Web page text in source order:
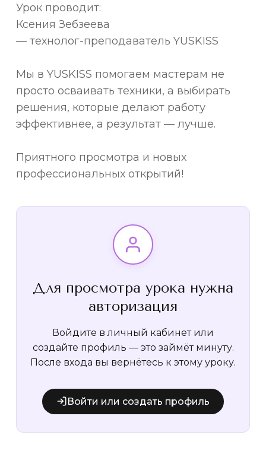
Урок проводит:
Ксения Зебзеева
— технолог-преподаватель YUSKISS
Мы в YUSKISS помогаем мастерам не
просто осваивать техники, а выбирать
решения, которые делают работу
эффективнее, а результат — лучше.
Приятного просмотра и новых
профессиональных открытий!
Для просмотра урока нужна
авторизация
Войдите в личный кабинет или
создайте профиль — это займёт минуту.
После входа вы вернётесь к этому уроку.
Войти или создать профиль